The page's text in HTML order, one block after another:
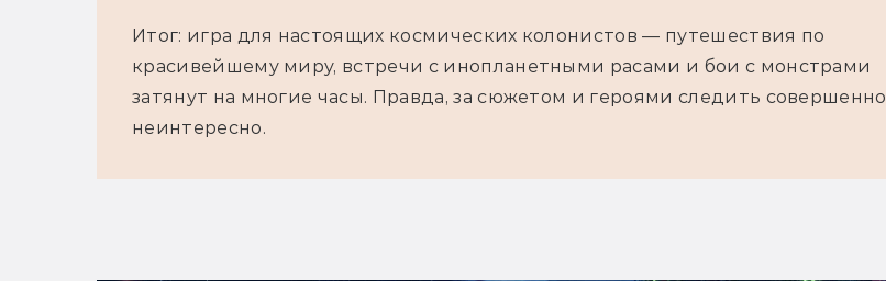
Итог: игра для настоящих космических колонистов — путешествия по
красивейшему миру, встречи с инопланетными расами и бои с монстрами
затянут на многие часы. Правда, за сюжетом и героями следить совершенно
неинтересно.